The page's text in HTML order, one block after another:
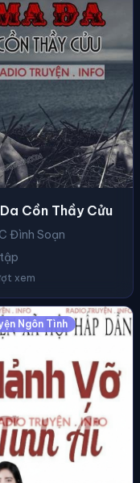
Cồn Thầy Cửu
Đình Soạn
xem
Ngôn Tình